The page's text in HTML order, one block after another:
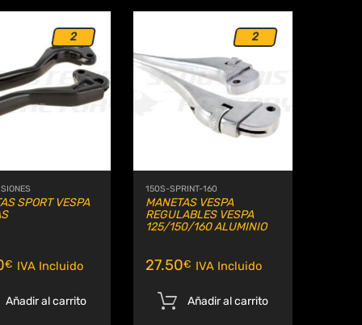
2
Comparar
SPORT VESPA
€ IVA Incluido
Añadir al carrito
2
150S-SPRINT-160
MANETAS VESPA
REGULABLES VESPA
125/150/160 ALUMINIO
27.50€ IVA Incluido
Añadir al carrito